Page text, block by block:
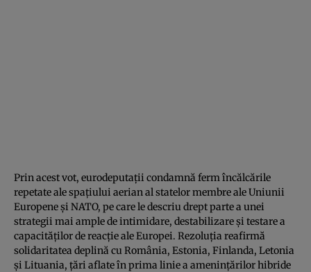
Prin acest vot, eurodeputații condamnă ferm încălcările
repetate ale spațiului aerian al statelor membre ale Uniunii
Europene și NATO, pe care le descriu drept parte a unei
strategii mai ample de intimidare, destabilizare și testare a
capacităților de reacție ale Europei. Rezoluția reafirmă
solidaritatea deplină cu România, Estonia, Finlanda, Letonia
și Lituania, țări aflate în prima linie a amenințărilor hibride